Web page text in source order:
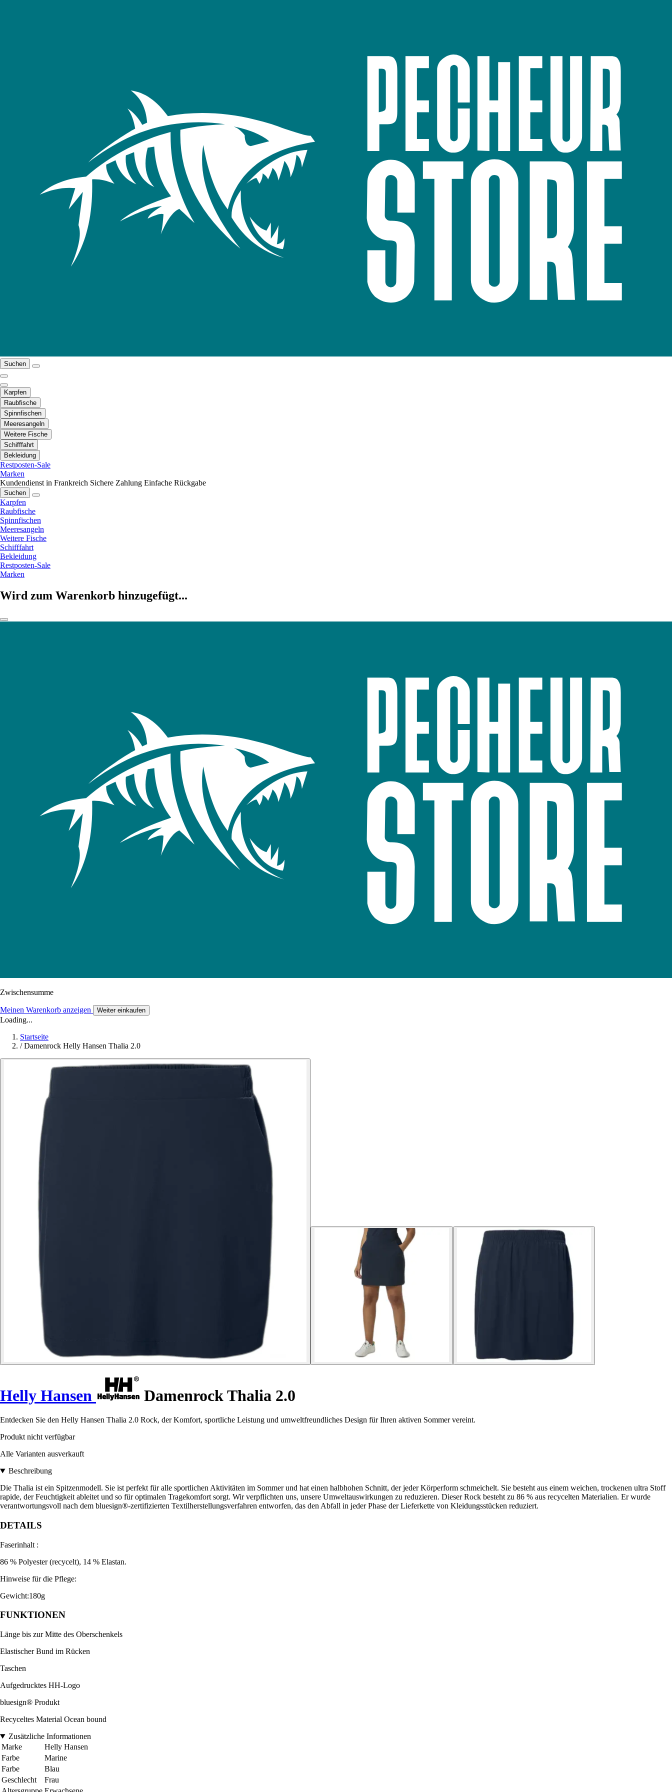
Suchen
Karpfen
Raubfische
Spinnfischen
Meeresangeln
Weitere Fische
Schifffahrt
Bekleidung
Restposten-Sale
Marken
Kundendienst in Frankreich Sichere Zahlung Einfache Rückgabe
Suchen
Karpfen
Raubfische
Spinnfischen
Meeresangeln
Weitere Fische
Schifffahrt
Bekleidung
Restposten-Sale
Marken
Wird zum Warenkorb hinzugefügt...
Zwischensumme
Meinen Warenkorb anzeigen Weiter einkaufen
Loading...
Startseite
/ Damenrock Helly Hansen Thalia 2.0
Helly Hansen Damenrock Thalia 2.0
Entdecken Sie den Helly Hansen Thalia 2.0 Rock, der Komfort, sportliche Leistung und umweltfreundliches Design für Ihren aktiven Sommer vereint.
Produkt nicht verfügbar
Alle Varianten ausverkauft
Beschreibung
Die Thalia ist ein Spitzenmodell. Sie ist perfekt für alle sportlichen Aktivitäten im Sommer und hat einen halbhohen Schnitt, der jeder Körperform schmeichelt. Sie besteht aus einem weichen, trockenen ultra Stoff
rapide, der Feuchtigkeit ableitet und so für optimalen Tragekomfort sorgt. Wir verpflichten uns, unsere Umweltauswirkungen zu reduzieren. Dieser Rock besteht zu 86 % aus recycelten Materialien. Er wurde
verantwortungsvoll nach dem bluesign®-zertifizierten Textilherstellungsverfahren entworfen, das den Abfall in jeder Phase der Lieferkette von Kleidungsstücken reduziert.
DETAILS
Faserinhalt :
86 % Polyester (recycelt), 14 % Elastan.
Hinweise für die Pflege:
Gewicht:180g
FUNKTIONEN
Länge bis zur Mitte des Oberschenkels
Elastischer Bund im Rücken
Taschen
Aufgedrucktes HH-Logo
bluesign® Produkt
Recyceltes Material Ocean bound
Zusätzliche Informationen
Marke
Helly Hansen
Farbe
Marine
Farbe
Blau
Geschlecht
Frau